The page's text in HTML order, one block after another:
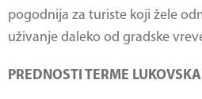
pogodnija za turiste koji žele
uživanje daleko od gradske
PREDNOSTI TERME